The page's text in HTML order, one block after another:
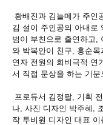
황배진과 김늘메가 주인
김 설이 주인공의 아내로
범이 부친으로 출연하고
와 박복안이 친구
홍순
연자 전원의 희비극적 연
서 직접 문상을 하는 기분
프로듀서 김정팔 기획
나 사진 디자인 박주혜
작 투비원 디자인 대표